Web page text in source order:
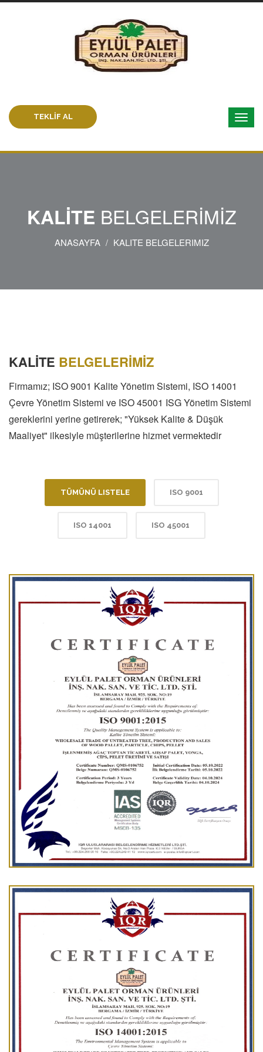
TEKLİF AL
KALİTE BELGELERİMİZ
ANASAYFA / KALITE BELGELERIMIZ
KALİTE BELGELERİMİZ
Firmamız; ISO 9001 Kalite Yönetim Sistemi, ISO 14001
Çevre Yönetim Sistemi ve ISO 45001 ISG Yönetim Sistemi
gereklerini yerine getirerek; "Yüksek Kalite & Düşük
Maaliyet" ilkesiyle müşterilerine hizmet vermektedir
TÜMÜNÜ LISTELE ISO 9001
ISO 14001 ISO 45001